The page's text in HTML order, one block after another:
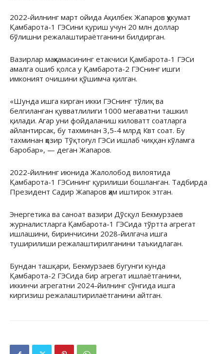
2022-йилнинг март ойида Ақилбек Жапаров ҳукумат
Қамбарота-1 ГЭСини қуриш учун 20 млн доллар
бўлишни режалаштираётганини билдирган.
Вазирлар маҳкамасининг етакчиси Қамбарота-1 ГЭСи
амалга ошиб қолса у Қамбарота-2 ГЭСнинг ишги
имконият очишини қўшимча қилган.
«Шунда ишга кирган икки ГЭСнинг тўлиқ ва
белгиланган қувватлилиги 1000 мегаватни ташкил
қилади. Агар уни фойдаланиш киловатт соатларга
айлантирсак, бу тахминан 3,5-4 млрд Квт соат. Бу
тахминан ҳозир Тўқтоғул ГЭСи ишлаб чиққан кўламга
баробар», — деган Жапаров.
2022-йилнинг июнида Жалолобод вилоятида
Қамбарота-1 ГЭСининг қурилиши бошланган. Тадбирда
Президент Садир Жапаров ҳам иштирок этган.
Энергетика ва саноат вазири Дўсқул Бекмурзаев
журналистларга Қамбарота-1 ГЭСида тўртта агрегат
ишлашини, биринчисини 2028-йилгача ишга
туширилиши режалаштирилганини таъкидлаган.
Бундан ташқари, Бекмурзаев бугунги кунда
Қамбарота-2 ГЭСида бир агрегат ишлаётганини,
иккинчи агрегатни 2024-йилнинг сўнгида ишга
киргизиш режалаштирилаётганини айтган.